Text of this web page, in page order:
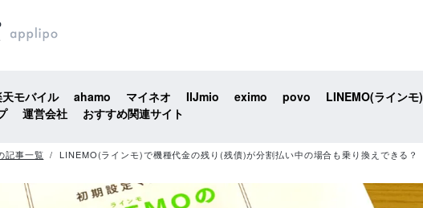
モバイル ahamo マイネオ IIJmio eximo povo LINEMO(ラインモ)
運営会社 おすすめ関連サイト
記事一覧 LINEMO(ラインモ)で機種代金の残り(残債)が分割払い中の場合も乗り換えできる？